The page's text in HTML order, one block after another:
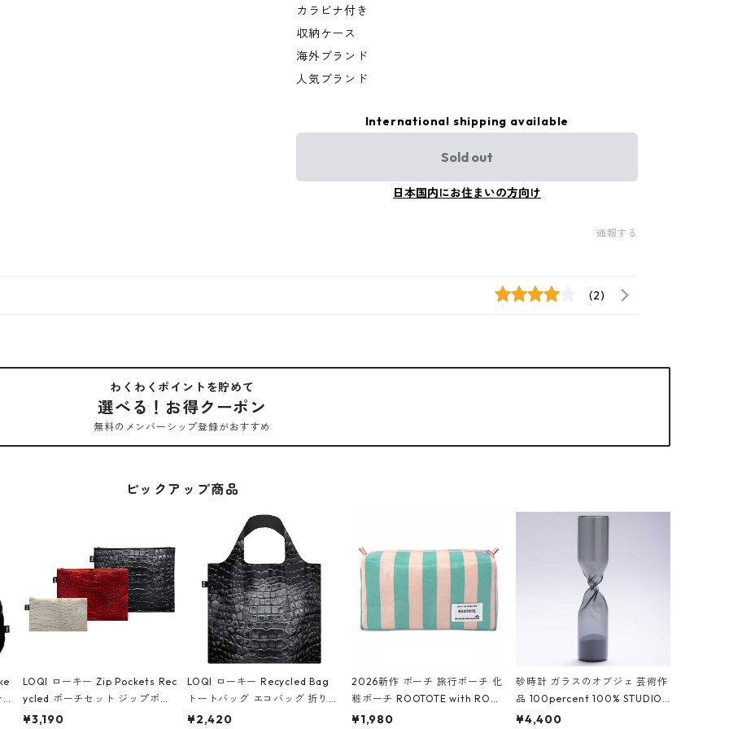
カラビナ付き
収納ケース
海外ブランド
人気ブランド
International shipping available
Sold out
日本国内にお住まいの方向け
通報する
(2)
わくわくポイントを貯めて
選べる！お得クーポン
無料のメンバーシップ登録がおすすめ
ピックアップ商品
LOQI ローキー Zip Pockets Rec
ycled ポーチセット ジップポケ
ット ファスナーポーチ 撥水加工
¥3,190
LOQI ローキー Recycled Bag
トートバッグ エコバッグ 折りた
たみ 大きめ 撥水加工 収納ポー
¥2,420
2026新作 ポーチ 旅行ポーチ 化
粧ポーチ ROOTOTE with ROO
pouch 3532 ルートート WR.ポ
¥1,980
砂時計 ガラスのオブジェ 芸術作
品 100percent 100% STUDIO
COHAKU Timeless 100パーセ
¥4,400